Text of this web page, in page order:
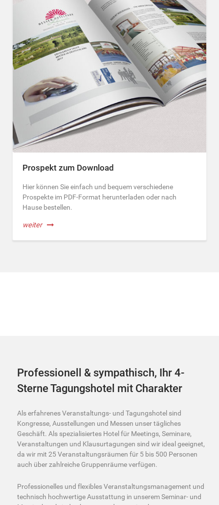
Prospekt zum Download
Hier können Sie einfach und bequem verschiedene
Prospekte im PDF-Format herunterladen oder nach
Hause bestellen.
weiter
Professionell & sympathisch, Ihr 4-
Sterne Tagungshotel mit Charakter
Als erfahrenes Veranstaltungs- und Tagungshotel sind
Kongresse, Ausstellungen und Messen unser tägliches
Geschäft. Als spezialisiertes Hotel für Meetings, Seminare,
Veranstaltungen und Klausurtagungen sind wir ideal geeignet,
da wir mit 25 Veranstaltungsräumen für 5 bis 500 Personen
auch über zahlreiche Gruppenräume verfügen.
Professionelles und flexibles Veranstaltungsmanagement und
technisch hochwertige Ausstattung in unserem Seminar- und